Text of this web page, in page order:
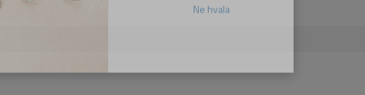
Več